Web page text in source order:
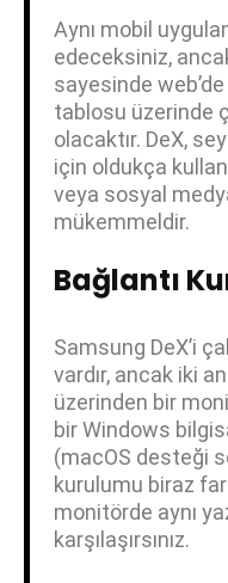
Aynı mobil
edeceksiniz,
sayesinde
tablosu üzerinde
olacaktır. DeX,
için oldukça
veya sosyal
mükemmeldir.
Bağlantı
Samsung DeX’i
vardır, ancak iki
üzerinden bir
bir Windows
(macOS desteği
kurulumu biraz
monitörde aynı
karşılaşırsınız.